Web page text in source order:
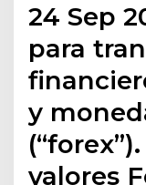
24 Sep
para
y
valores